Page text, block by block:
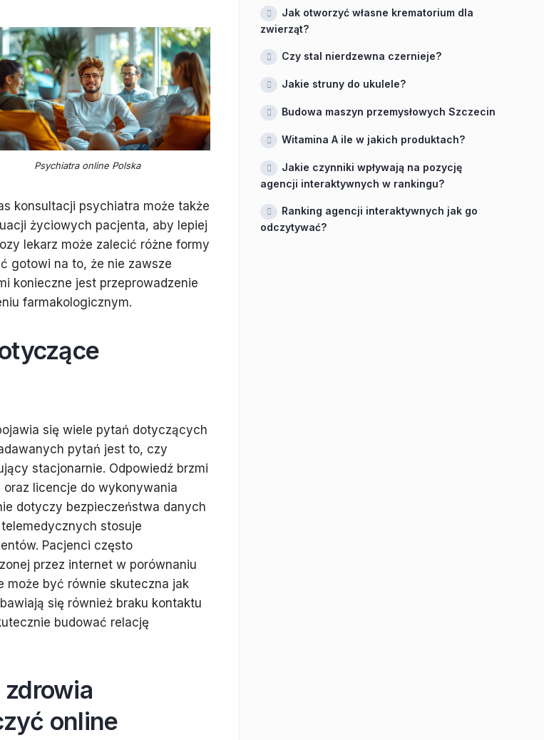
Psychiatra online Polska
konsultacji psychiatra może także
życiowych pacjenta, aby lepiej
lekarz może zalecić różne formy
gotowi na to, że nie zawsze
konieczne jest przeprowadzenie
farmakologicznym.
się wiele pytań dotyczących
pytań jest to, czy
stacjonarnie. Odpowiedź brzmi
licencje do wykonywania
dotyczy bezpieczeństwa danych
stosuje
Pacjenci często
przez internet w porównaniu
może być równie skuteczna jak
się również braku kontaktu
budować relację
online
Jak otworzyć własne krematorium dla
zwierząt?
Czy stal nierdzewna czernieje?
Jakie struny do ukulele?
Budowa maszyn przemysłowych Szczecin
Witamina A ile w jakich produktach?
Jakie czynniki wpływają na pozycję
agencji interaktywnych w rankingu?
Ranking agencji interaktywnych jak go
odczytywać?